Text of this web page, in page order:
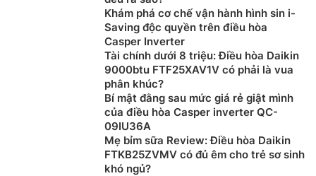
Khám phá cơ chế vận hành hình sin i-
Saving độc quyền trên điều hòa
Casper Inverter
Tài chính dưới 8 triệu: Điều hòa Daikin
9000btu FTF25XAV1V có phải là vua
phân khúc?
Bí mật đằng sau mức giá rẻ giật mình
của điều hòa Casper inverter QC-
09IU36A
Mẹ bỉm sữa Review: Điều hòa Daikin
FTKB25ZVMV có đủ êm cho trẻ sơ sinh
khó ngủ?